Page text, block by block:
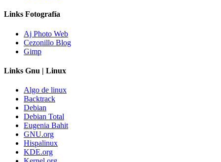
Links Fotografía
Aj Photo Web
Cezonillo Blog
Gimp
Links Gnu | Linux
Algo de linux
Backtrack
Debian
Debian Total
Eugenia Bahit
GNU.org
Hispalinux
KDE.org